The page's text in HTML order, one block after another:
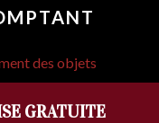
des objets
GRATUITE